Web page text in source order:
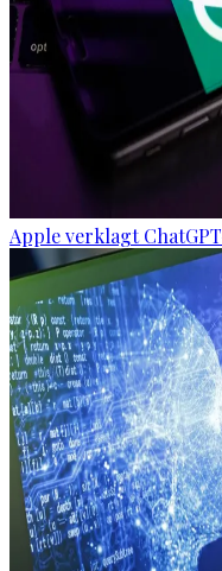
Apple verklagt